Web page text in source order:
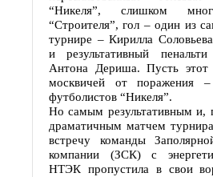
“Никеля”, слишком
“Строителя”, гол – один из
турнире – Кирилла
и результативный
Антона Дериша. Пусть
москвичей от поражения
футболистов “Никеля”.
Но самым результативным и,
драматичным матчем
встречу команды
компании (ЗСК) с
НТЭК пропустила в свои